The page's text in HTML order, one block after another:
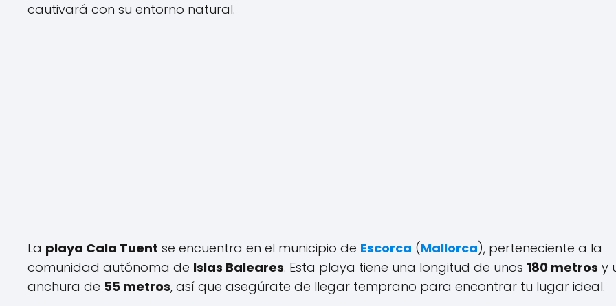
cautivará con su entorno natural.
La playa Cala Tuent se encuentra en el municipio de Escorca (Mallorca), perteneciente a la
comunidad autónoma de Islas Baleares. Esta playa tiene una longitud de unos 180 metros y
anchura de 55 metros, así que asegúrate de llegar temprano para encontrar tu lugar ideal.